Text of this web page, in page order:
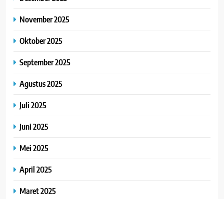
November 2025
Oktober 2025
September 2025
Agustus 2025
Juli 2025
Juni 2025
Mei 2025
April 2025
Maret 2025